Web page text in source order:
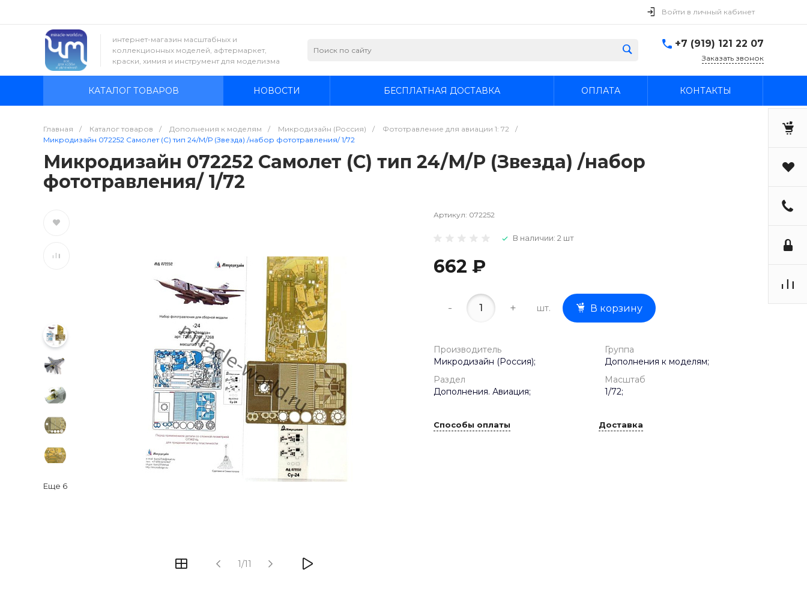
Войти в личный кабинет
интернет-магазин масштабных и
коллекционных моделей, афтермаркет,
краски, химия и инструмент для моделизма
+7 (919) 121 22 07
Заказать звонок
КАТАЛОГ ТОВАРОВ НОВОСТИ БЕСПЛАТНАЯ ДОСТАВКА ОПЛАТА КОНТАКТЫ
Главная / Каталог товаров / Дополнения к моделям / Микродизайн (Россия) / Фототравление для авиации 1: 72
/
Микродизайн 072252 Самолет (С) тип 24/М/Р (Звезда) /набор фототравления/ 1/72
Микродизайн 072252 Самолет (С) тип 24/М/Р (Звезда) /набор
фототравления/ 1/72
Еще 6
1/11
Артикул: 072252
В наличии: 2 шт
662 ₽
- + шт. В корзину
Производитель
Микродизайн (Россия);
Группа
Дополнения к моделям;
Раздел
Дополнения. Авиация;
Масштаб
1/72;
Способы оплаты Доставка